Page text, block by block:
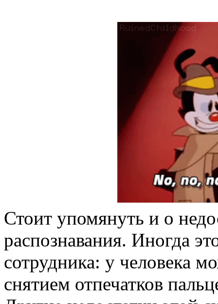
Стоит упомянуть и о
распознавания. Иногда
сотрудника: у человека
снятием отпечатков